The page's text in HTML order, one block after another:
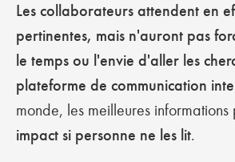
Les collaborateurs attendent en
pertinentes, mais n'auront pas
le temps ou l'envie d'aller les
plateforme de communication
monde, les meilleures informations
impact si personne ne les lit.